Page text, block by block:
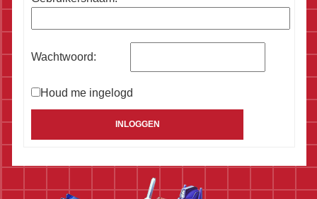
Wachtwoord:
Houd me ingelogd
Alternative:
INLOGGEN